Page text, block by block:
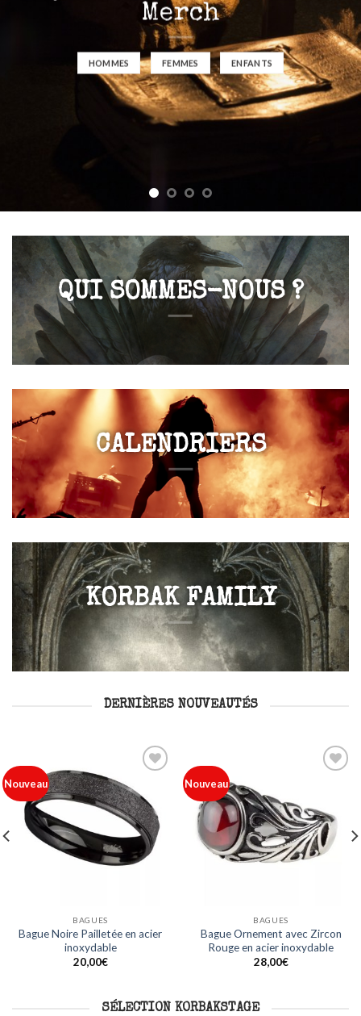
Merch
HOMMES FEMMES ENFANTS
QUI SOMMES-NOUS ?
CALENDRIERS
KORBAK FAMILY
DERNIÈRES NOUVEAUTÉS
Nouveau
à ma
liste
BAGUES
Bague Noire Pailletée en acier
inoxydable
20,00€
Nouveau
BAGUES
Bague Ornement avec Zircon
Rouge en acier inoxydable
28,00€
SÉLECTION KORBAKSTAGE